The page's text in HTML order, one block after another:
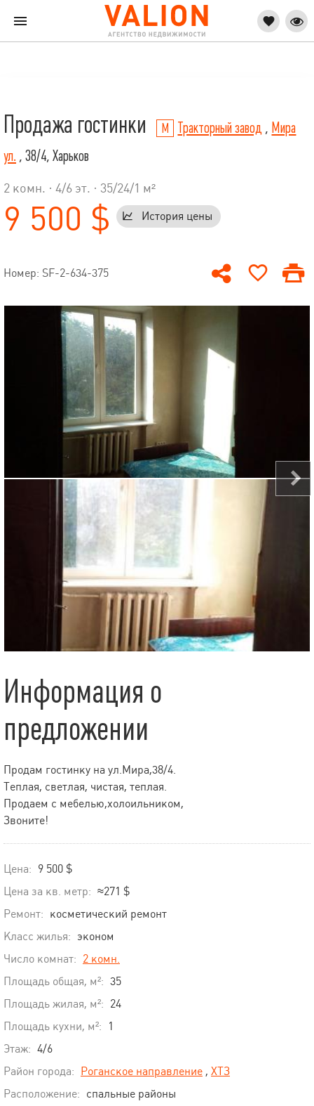
Продажа гостинки Тракторный завод , Мира
ул. , 38/4, Харьков
2 комн. · 4/6 эт. · 35/24/1 м²
9 500 $ История цены
Номер: SF-2-634-375
Информация о
предложении
Продам гостинку на ул.Мира,38/4.
Теплая, светлая, чистая, теплая.
Продаем с мебелью,холоильником,
Звоните!
Цена: 9 500 $
Цена за кв. метр: ≈271 $
Ремонт: косметический ремонт
Класс жилья: эконом
Число комнат: 2 комн.
Площадь общая, м²: 35
Площадь жилая, м²: 24
Площадь кухни, м²:
1
Этаж: 4/6
Район города: Роганское направление , ХТЗ
Расположение: спальные районы